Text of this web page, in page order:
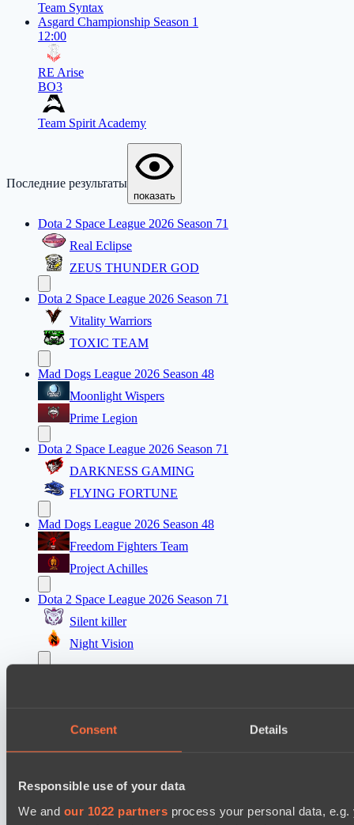
Consent Details
Responsible use of your data
We and our 1022 partners process your personal data,
Team Syntax
Asgard Championship Season 1
12:00
RE Arise
BO3
Team Spirit Academy
Последние результаты
показать
Dota 2 Space League 2026 Season 71
Real Eclipse
ZEUS THUNDER GOD
Dota 2 Space League 2026 Season 71
Vitality Warriors
TOXIC TEAM
Mad Dogs League 2026 Season 48
Moonlight Wispers
Prime Legion
Dota 2 Space League 2026 Season 71
DARKNESS GAMING
FLYING FORTUNE
Mad Dogs League 2026 Season 48
Freedom Fighters Team
Project Achilles
Dota 2 Space League 2026 Season 71
Silent killer
Night Vision
EPL Masters I
Power Rangers